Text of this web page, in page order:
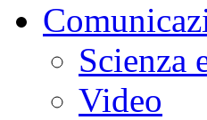
Scienza
Video